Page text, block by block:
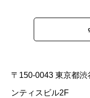
〒150-0043 東京都
ンティスビル2F